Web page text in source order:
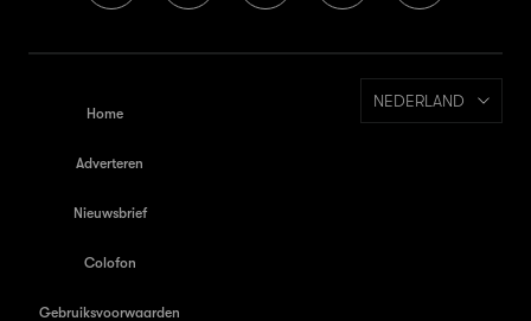
Home
Adverteren
Nieuwsbrief
Colofon
Gebruiksvoorwaarden
NEDERLAND